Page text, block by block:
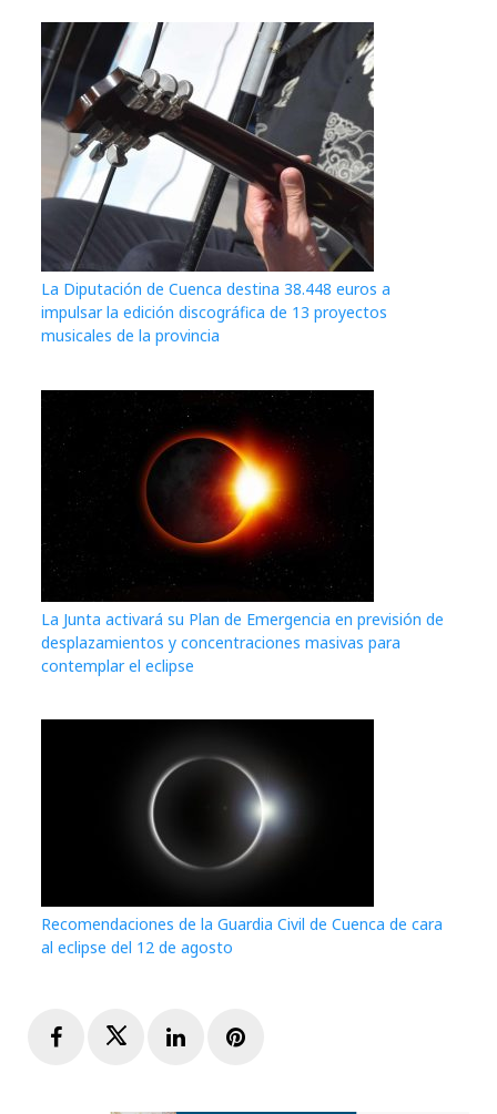
La Diputación de Cuenca destina 38.448 euros a
impulsar la edición discográfica de 13 proyectos
musicales de la provincia
La Junta activará su Plan de Emergencia en previsión de
desplazamientos y concentraciones masivas para
contemplar el eclipse
Recomendaciones de la Guardia Civil de Cuenca de cara
al eclipse del 12 de agosto
FacebookTwitterLinkedInPinterest